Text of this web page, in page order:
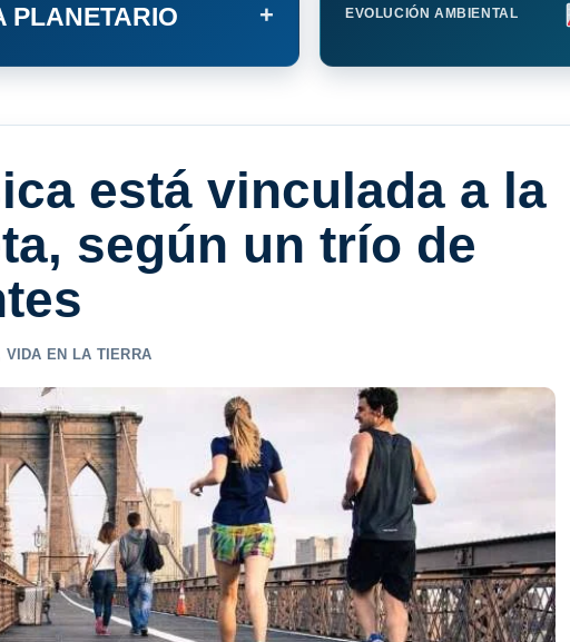
PLANETARIO + EVOLUCIÓN AMBIENTAL
está vinculada a la
según un trío de
VIDA EN LA TIERRA